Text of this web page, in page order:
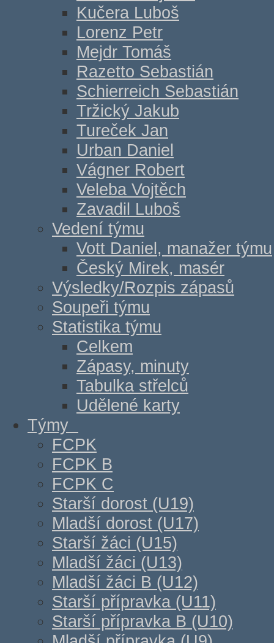
Kučera Luboš
Lorenz Petr
Mejdr Tomáš
Razetto Sebastián
Schierreich Sebastián
Tržický Jakub
Tureček Jan
Urban Daniel
Vágner Robert
Veleba Vojtěch
Zavadil Luboš
Vedení týmu
Vott Daniel, manažer týmu
Český Mirek, masér
Výsledky/Rozpis zápasů
Soupeři týmu
Statistika týmu
Celkem
Zápasy, minuty
Tabulka střelců
Udělené karty
Týmy
FCPK
FCPK B
FCPK C
Starší dorost (U19)
Mladší dorost (U17)
Starší žáci (U15)
Mladší žáci (U13)
Mladší žáci B (U12)
Starší přípravka (U11)
Starší přípravka B (U10)